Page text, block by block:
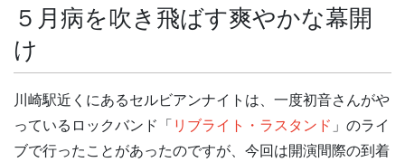
５月病を吹き飛ばす爽やかな幕開
け
川崎駅近くにあるセルビアンナイトは、一度初音さんがや
っているロックバンド「 リブライト・ラスタンド 」のライ
ブで行ったことがあったのですが、今回は開演間際の到着